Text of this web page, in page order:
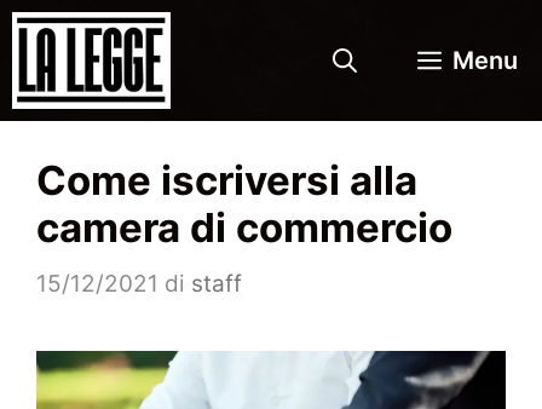
Vai
contenuto
Menu
Come iscriversi alla
camera di commercio
15/12/2021 di staff